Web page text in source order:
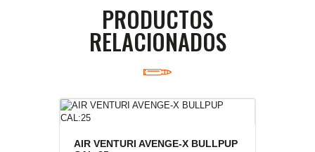
PRODUCTOS
RELACIONADOS
AIR VENTURI AVENGE-X BULLPUP